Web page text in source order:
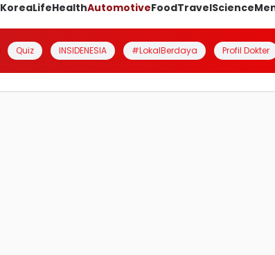
KoreaLifeHealthAutomotiveFoodTravelScience
Quiz INSIDENESIA #LokalBerdaya Profil Dokter